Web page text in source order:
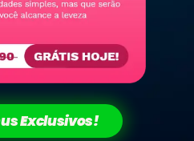
Exclusivos!